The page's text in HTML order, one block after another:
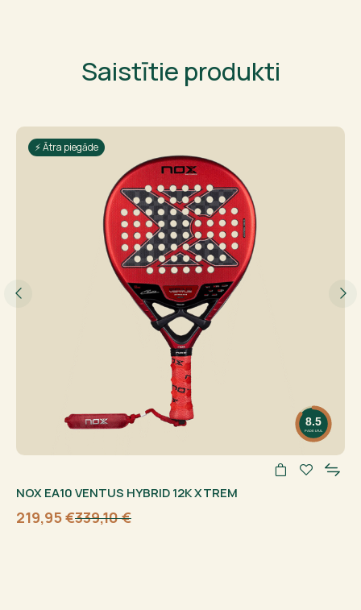
Saistītie produkti
8.5
PADELFUL
⚡ Ātra piegāde
NOX EA10 VENTUS HYBRID 12K XTREM
339,10€
Sākotnējā
219,95€
Current